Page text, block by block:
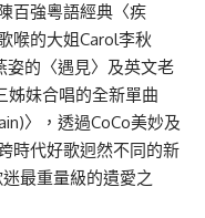
百強粵語經典〈疾
喉的大姐Carol李秋
姿的〈遇見〉及英文老
姊妹合唱的全新單曲
〉，透過CoCo美妙及
時代好歌迥然不同的新
最重量級的遺愛之